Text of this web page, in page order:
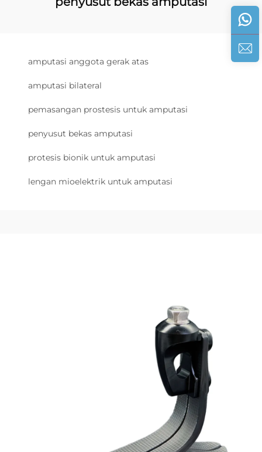
amputasi anggota gerak atas
amputasi bilateral
pemasangan prostesis untuk amputasi
penyusut bekas amputasi
protesis bionik untuk amputasi
lengan mioelektrik untuk amputasi